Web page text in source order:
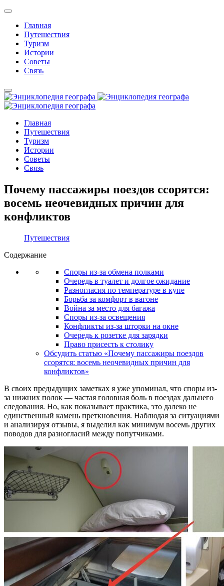
Главная
Путешествия
Туризм
Истории
Советы
Связь
Главная
Путешествия
Туризм
Истории
Советы
Связь
Почему пассажиры поездов ссорятся:
восемь неочевидных причин для
конфликтов
Путешествия
Содержание
Споры из-за обмена полками
Очередь в туалет и долгое ожидание
Разногласия по температуре в купе
Борьба за комфорт в вагоне
Война за место для багажа
Споры из-за освещения
Конфликты из-за шторки на окне
Очередь к розетке для зарядки
Право присесть к столику
Обсудить статью «Почему пассажиры поездов
ссорятся: восемь неочевидных причин для
конфликтов»
В своих предыдущих заметках я уже упоминал, что споры из-
за нижних полок — частая головная боль в поездах дальнего
следования. Но, как показывает практика, это далеко не
единственный камень преткновения. Наблюдая за ситуациями
и анализируя отзывы, я выделил как минимум восемь других
поводов для разногласий между попутчиками.